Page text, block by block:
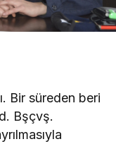
Bir süreden beri
Bşçvş.